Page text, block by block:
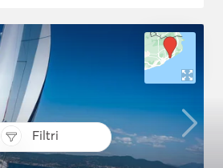
Filtri